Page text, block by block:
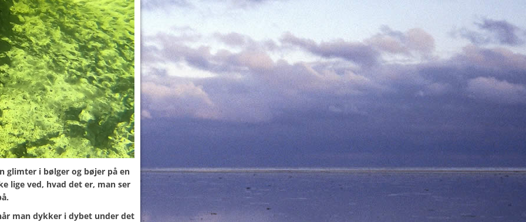
glimter i bølger og bøjer på en
lige ved, hvad det er, man ser
man dykker i dybet under det